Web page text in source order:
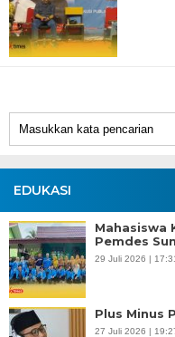
EDUKASI
Mahasiswa
Pemdes
29 Juli 2026 |
Plus Minus
27 Juli 2026 |